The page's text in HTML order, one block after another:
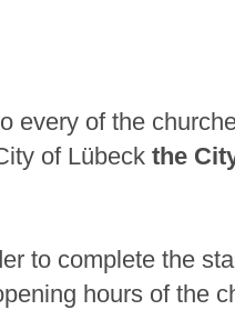
every of the
of Lübeck the
to complete the
hours of the